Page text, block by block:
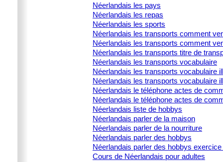
Néerlandais les pays
Néerlandais les repas
Néerlandais les sports
Néerlandais les transports comment
Néerlandais les transports comment
Néerlandais les transports titre de
Néerlandais les transports vocabulaire
Néerlandais les transports vocabulaire
Néerlandais les transports vocabulaire
Néerlandais le téléphone actes de
Néerlandais le téléphone actes de
Néerlandais liste de hobbys
Néerlandais parler de la maison
Néerlandais parler de la nourriture
Néerlandais parler des hobbys
Néerlandais parler des hobbys
Cours de Néerlandais pour adultes